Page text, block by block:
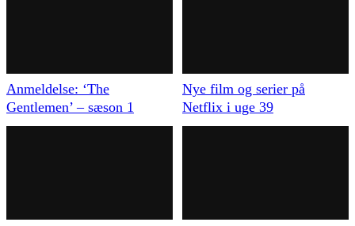
Anmeldelse: ‘The
Gentlemen’ – sæson 1
Nye film og serier på
Netflix i uge 39